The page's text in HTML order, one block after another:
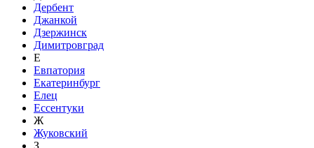
Дербент
Джанкой
Дзержинск
Димитровград
Е
Евпатория
Екатеринбург
Елец
Ессентуки
Ж
Жуковский
З